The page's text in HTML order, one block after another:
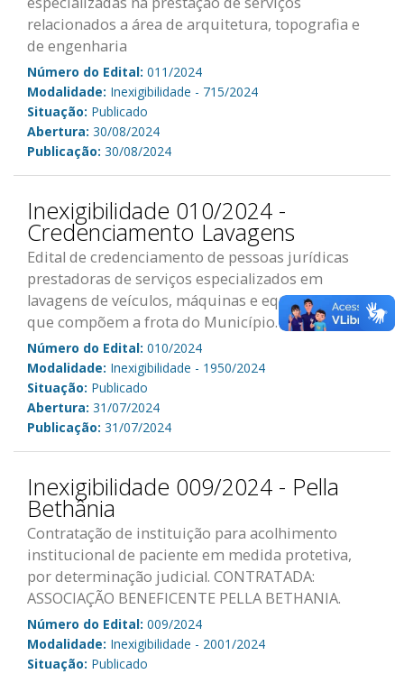
relacionados a área de arquitetura, topografia e
de engenharia
Número do Edital: 011/2024
Modalidade: Inexigibilidade - 715/2024
Situação: Publicado
Abertura: 30/08/2024
Publicação: 30/08/2024
Inexigibilidade 010/2024 -
Credenciamento Lavagens
Edital de credenciamento de pessoas jurídicas
prestadoras de serviços especializados em
lavagens de veículos, máquinas e equipamentos
que compõem a frota do Município.
Número do Edital: 010/2024
Modalidade: Inexigibilidade - 1950/2024
Situação: Publicado
Abertura: 31/07/2024
Publicação: 31/07/2024
Inexigibilidade 009/2024 - Pella
Bethânia
Contratação de instituição para acolhimento
institucional de paciente em medida protetiva,
por determinação judicial. CONTRATADA:
ASSOCIAÇÃO BENEFICENTE PELLA BETHANIA.
Número do Edital: 009/2024
Modalidade: Inexigibilidade - 2001/2024
Situação: Publicado